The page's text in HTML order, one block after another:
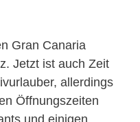
Gran Canaria
Jetzt ist auch Zeit
allerdings
Öffnungszeiten
und einigen